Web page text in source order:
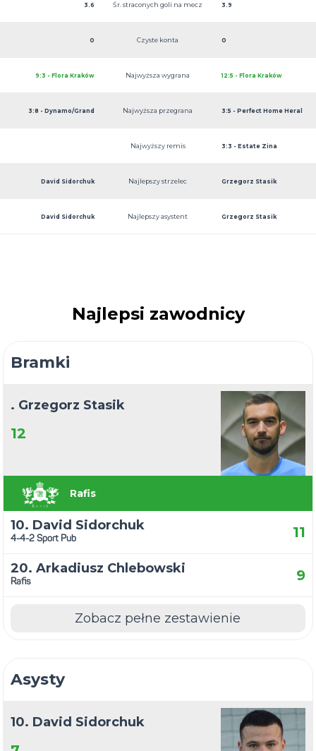
3.6 Śr. straconych goli na mecz 3.9
0 Czyste konta 0
9:3 - Flora Kraków Najwyższa wygrana 12:5 - Flora Kraków
3:8 - Dynamo/Grand Najwyższa przegrana 3:5 - Perfect Home Heral
Najwyższy remis 3:3 - Estate Zina
David Sidorchuk Najlepszy strzelec Grzegorz Stasik
David Sidorchuk Najlepszy asystent Grzegorz Stasik
Najlepsi zawodnicy
Bramki
. Grzegorz Stasik
12
Rafis
10. David Sidorchuk
4-4-2 Sport Pub 11
20. Arkadiusz Chlebowski
Rafis 9
Zobacz pełne zestawienie
Asysty
10. David Sidorchuk